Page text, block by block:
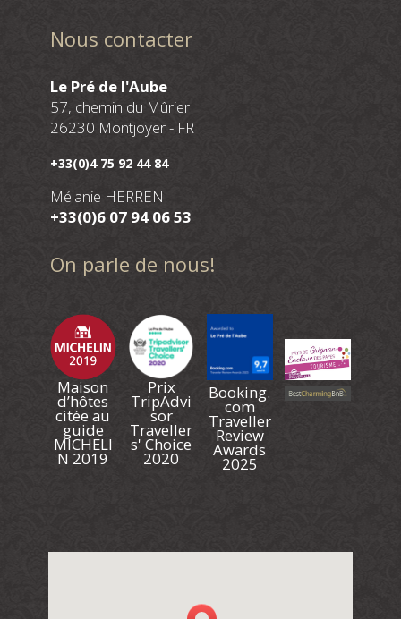
Nous contacter
Le Pré de l'Aube
57, chemin du Mûrier
26230 Montjoyer - FR
+33(0)4 75 92 44 84
Mélanie HERREN
+33(0)6 07 94 06 53
On parle de nous!
Maison
d’hôtes
citée au
guide
MICHELI
N 2019
Prix
TripAdvi
sor
Traveller
s' Choice
2020
Booking.
com
Traveller
Review
Awards
2025